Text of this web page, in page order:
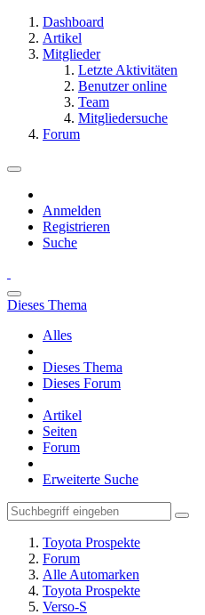
Dashboard
Artikel
Mitglieder
Letzte Aktivitäten
Benutzer online
Team
Mitgliedersuche
Forum
Anmelden
Registrieren
Suche
Dieses Thema
Alles
Dieses Thema
Dieses Forum
Artikel
Seiten
Forum
Erweiterte Suche
Toyota Prospekte
Forum
Alle Automarken
Toyota Prospekte
Verso-S